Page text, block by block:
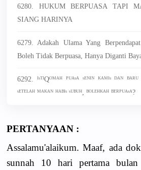
6280. HUKUM BERPUASA TAPI
SIANG HARINYA
6279. Adakah Ulama Yang
Boleh Tidak Berpuasa, Hanya Diganti
6292. ᴵˢᵀᴵQᴼᴹᴬᴴ ᴾᵁᴬˢᴬ ˢᴱᴺᴵᴺ ᴷᴬᴹᴵˢ ᴰᴬᴺ ᴮᴬᴿᵁ
ˢᴱᵀᴱᴸᴬᴴ ᴹᴬᴷᴬᴺ ᴴᴬᴮᴵˢ ˢᵁᴮᵁᴴ, ᴮᴼᴸᴱᴴᴷᴬᴴ ᴮᴱᴿᴾᵁᴬˢᴬ?
PERTANYAAN :
Assalamu'alaikum. Maaf, ada
sunnah 10 hari pertama